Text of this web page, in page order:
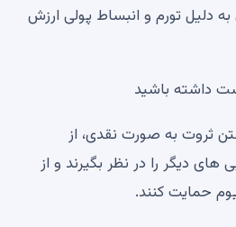
دلیل تورم و انبساط پولی ارزش
داشته باشید
ثروت به صورت نقدی، از
دیگر را در نظر بگیرند و از
حمایت کنند.